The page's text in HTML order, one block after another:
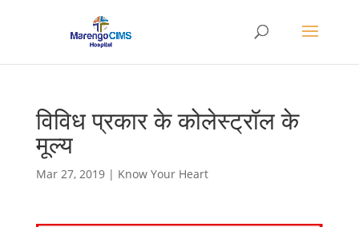
विविध प्रकार के कोलेस्ट्रॉल के
मूल्य
Mar 27, 2019| Know Your Heart